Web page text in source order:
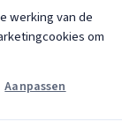
werking van de
om
Aanpassen